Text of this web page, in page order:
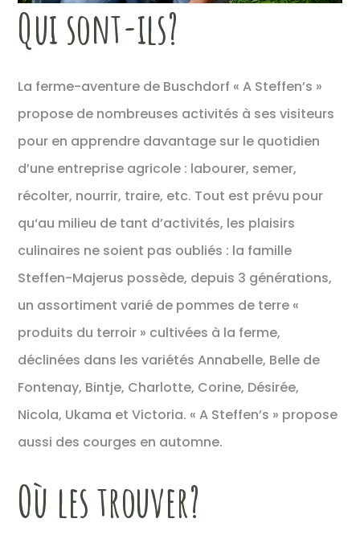
Qui sont-ils?
La ferme-aventure de Buschdorf « A Steffen’s »
propose de nombreuses activités à ses visiteurs
pour en apprendre davantage sur le quotidien
d’une entreprise agricole : labourer, semer,
récolter, nourrir, traire, etc. Tout est prévu pour
qu‘au milieu de tant d’activités, les plaisirs
culinaires ne soient pas oubliés : la famille
Steffen-Majerus possède, depuis 3 générations,
un assortiment varié de pommes de terre «
produits du terroir » cultivées à la ferme,
déclinées dans les variétés Annabelle, Belle de
Fontenay, Bintje, Charlotte, Corine, Désirée,
Nicola, Ukama et Victoria. « A Steffen’s » propose
aussi des courges en automne.
Où les trouver?